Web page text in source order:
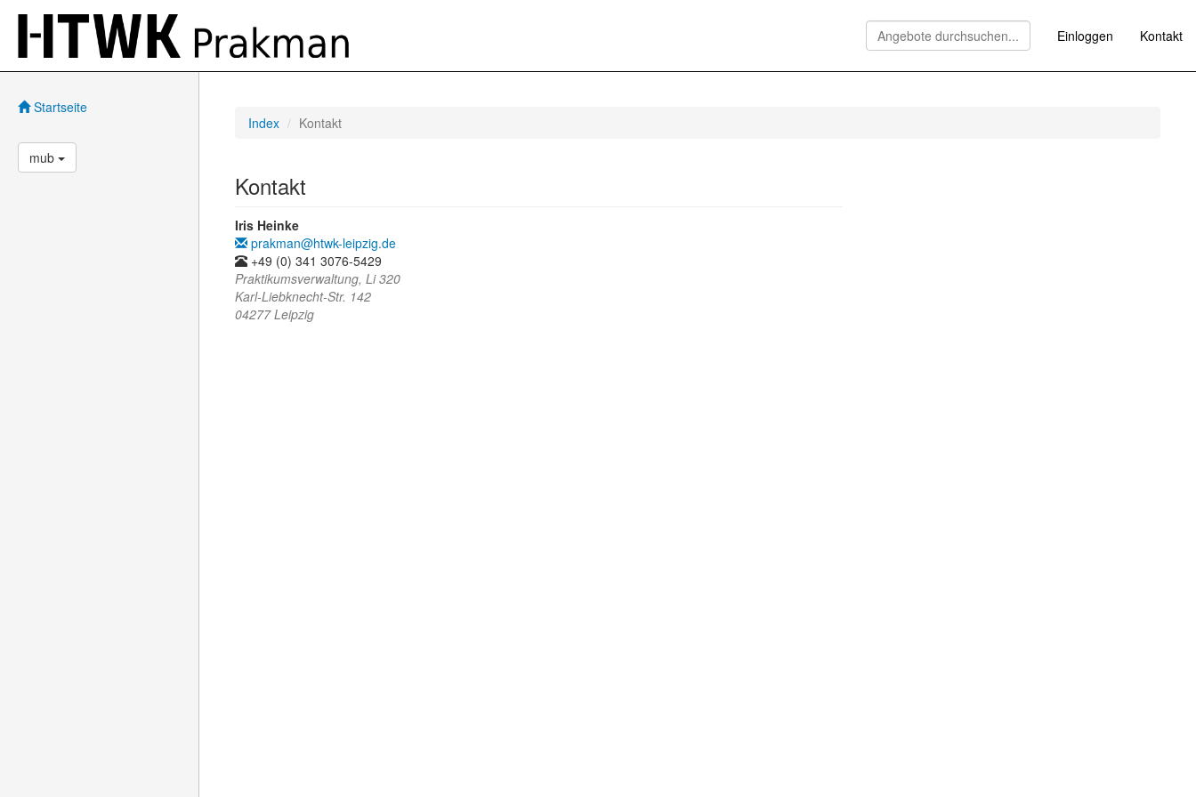
Einloggen Kontakt
Startseite
mub
Index Kontakt
Kontakt
Iris Heinke
prakman@htwk-leipzig.de
+49 (0) 341 3076-5429
Praktikumsverwaltung, Li 320
Karl-Liebknecht-Str. 142
04277 Leipzig